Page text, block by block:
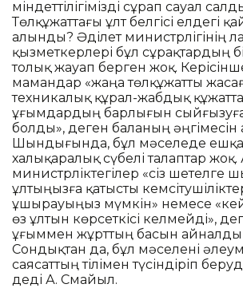
міндеттілігімізді сұрап сауал
Төлқұжаттағы ұлт белгісі елдегі
алынды? Әділет министрлігінің
қызметкерлері бұл сұрақтардың
толық жауап берген жоқ.
мамандар «жаңа төлқұжатты
техникалық құрал-жабдық құжатта
ұғымдардың барлығын сыйғызуға
болды», деген баланың әңгімесін
Шындығында, бұл мәселеде
халықаралық сүбелі талаптар жоқ.
министрліктегілер «сіз шетелге
ұлтыңызға қатысты
ұшырауыңыз мүмкін» немесе
өз ұлтын көрсеткісі келмейді»,
ұғыммен жұрттың басын
Сондықтан да, бұл мәселені
саясаттың тілімен түсіндіріп
деді А. Смайыл.